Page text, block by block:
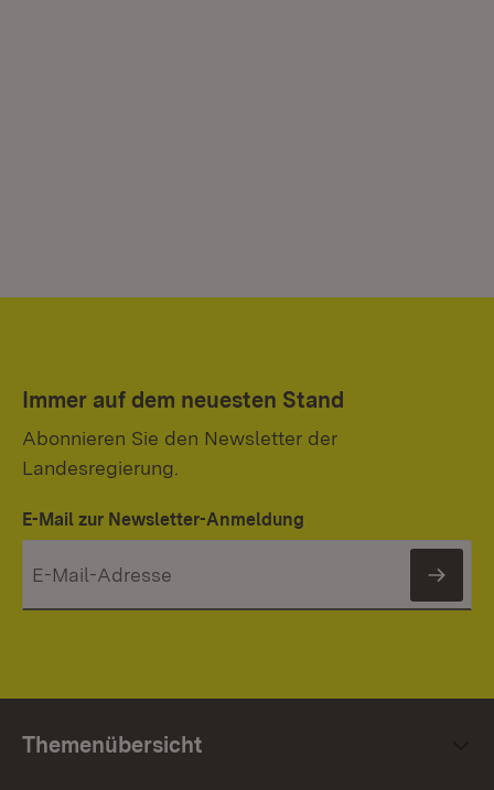
Immer auf dem neuesten Stand
Abonnieren Sie den Newsletter der
Landesregierung.
E-Mail zur Newsletter-Anmeldung
Themenübersicht